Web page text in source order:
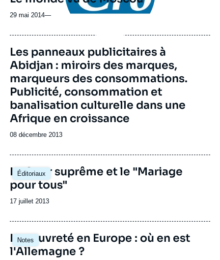
29 mai 2014—
Image
de
couverture
la
publication
Les panneaux publicitaires à
Abidjan : miroirs des marques,
marqueurs des consommations.
Publicité, consommation et
banalisation culturelle dans une
Afrique en croissance
Date
publication
08 décembre 2013
Éditoriaux
La Cour suprême et le "Mariage
pour tous"
Date
publication
17 juillet 2013
Notes
La pauvreté en Europe : où en est
l'Allemagne ?